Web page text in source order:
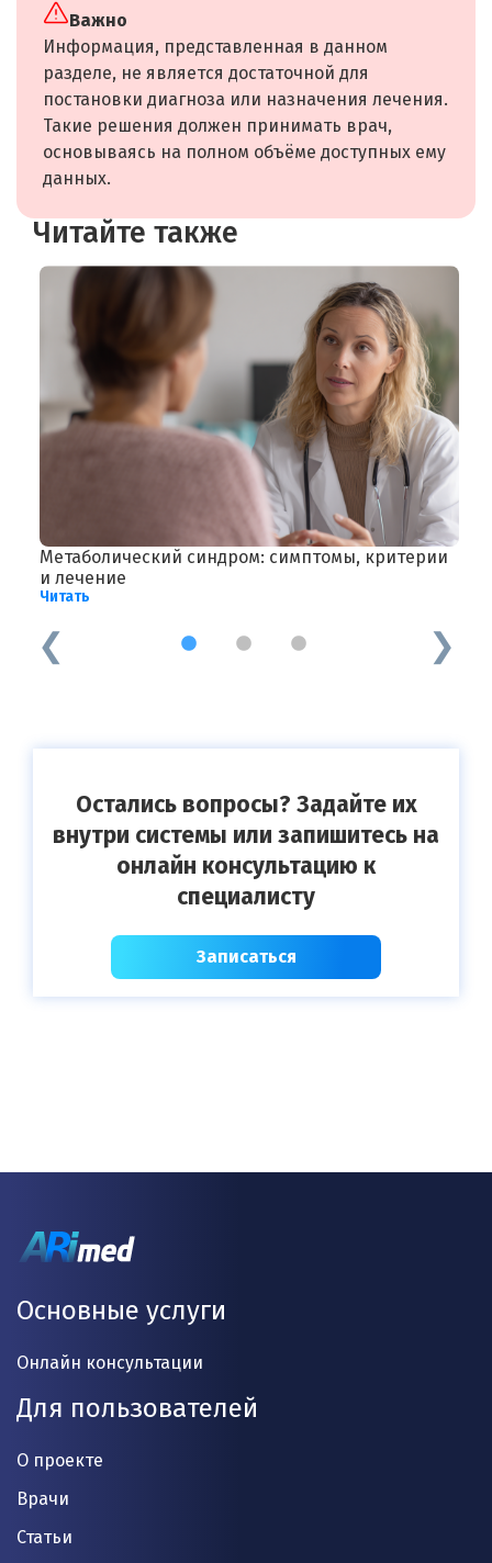
Важно
Информация, представленная в данном
разделе, не является достаточной для
постановки диагноза или назначения лечения.
Такие решения должен принимать врач,
основываясь на полном объёме доступных ему
данных.
Читайте также
Метаболический синдром: симптомы, критерии
и лечение
Читать
1 2 3
Остались вопросы? Задайте их
внутри системы или запишитесь на
онлайн консультацию к
специалисту
Записаться
Основные услуги
Онлайн консультации
Для пользователей
О проекте
Врачи
Статьи